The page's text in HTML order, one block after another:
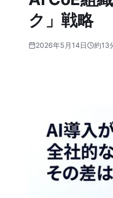
ク」戦略
2026年5月14日 約13